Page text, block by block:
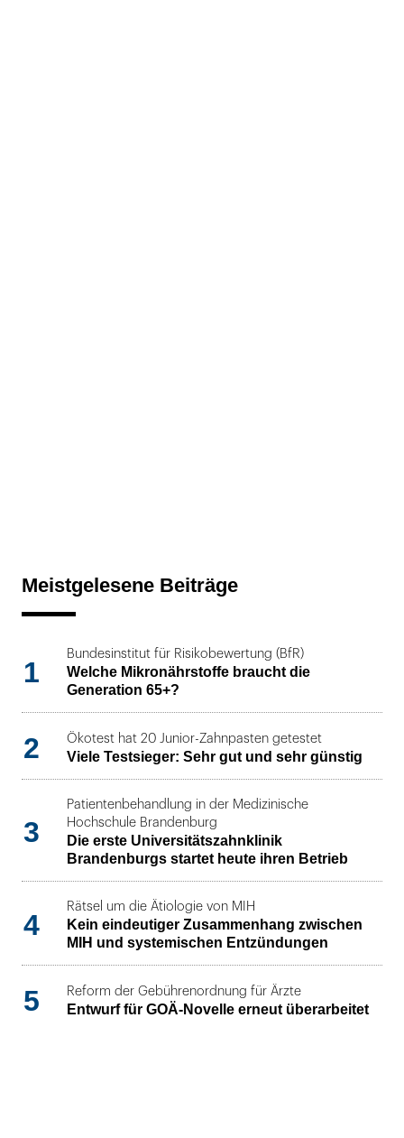
Meistgelesene Beiträge
1
Bundesinstitut für Risikobewertung (BfR)
Welche Mikronährstoffe braucht die
Generation 65+?
2 Ökotest hat 20 Junior-Zahnpasten getestet
Viele Testsieger: Sehr gut und sehr günstig
3
Patientenbehandlung in der Medizinische
Hochschule Brandenburg
Die erste Universitätszahnklinik
Brandenburgs startet heute ihren Betrieb
4
Rätsel um die Ätiologie von MIH
Kein eindeutiger Zusammenhang zwischen
MIH und systemischen Entzündungen
5 Reform der Gebührenordnung für Ärzte
Entwurf für GOÄ-Novelle erneut überarbeitet